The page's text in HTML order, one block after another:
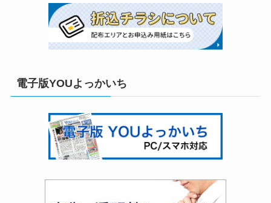
電子版YOUよっかいち